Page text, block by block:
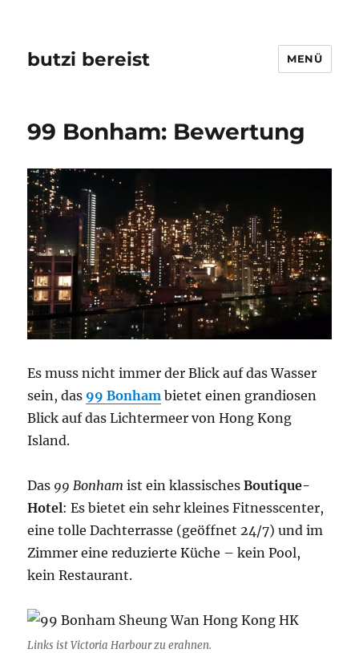
butzi bereist MENÜ
99 Bonham: Bewertung
Es muss nicht immer der Blick auf das Wasser
sein, das 99 Bonham bietet einen grandiosen
Blick auf das Lichtermeer von Hong Kong
Island.
Das 99 Bonham ist ein klassischesBoutique-
Hotel: Es bietet ein sehr kleines Fitnesscenter,
eine tolle Dachterrasse (geöffnet 24/7) und im
Zimmer eine reduzierte Küche – kein Pool,
kein Restaurant.
Links ist Victoria Harbour zu erahnen.